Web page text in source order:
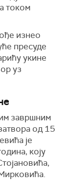
током
изнео
пресуде
укине
уз
завршним
од 15
је
коју